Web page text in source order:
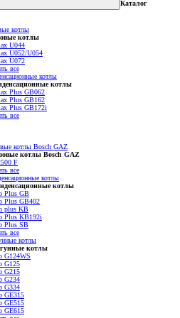
Каталог
котлы
котлы
U044
U052/U054
U072
все
котлы
котлы
Plus GB062
Plus GB162
Plus GB172i
все
котлы Bosch GAZ
котлы Bosch GAZ
F
все
котлы
котлы
Plus GB
Plus GB402
plus KB
Plus KB192i
Plus SB
все
котлы
котлы
G124WS
G125
G215
G234
G334
GE315
GE515
GE615